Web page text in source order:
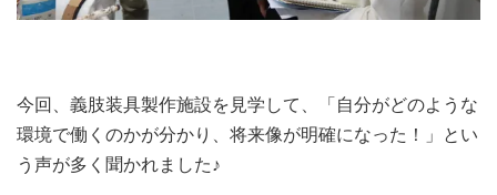
今回、義肢装具製作施設を見学して、「自分がどのような
環境で働くのかが分かり、将来像が明確になった！」とい
う声が多く聞かれました♪